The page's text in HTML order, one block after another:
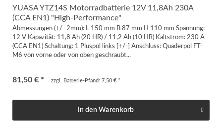
YUASA YTZ14S Motorradbatterie 12V 11,8Ah 230A
(CCA EN1) "High-Performance"
Abmessungen (+/- 2mm): L 150 mm B 87 mm H 110 mm Spannung:
12 V Kapazität: 11,8 Ah (20 HR) / 11,2 Ah (10 HR) Kaltstrom: 230 A
(CCA EN1) Schaltung: 1 Pluspol links [+/-] Anschluss: Quaderpol FT-
M6 von vorne oder von oben geschraubt...
81,50 € * zzgl. Batterie-Pfand: 7,50 € *
In den Warenkorb